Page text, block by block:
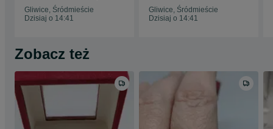
Gliwice, Śródmieście
Dzisiaj o 14:41
Gliwice, Śródmieście
Dzisiaj o 14:41
Zobacz też